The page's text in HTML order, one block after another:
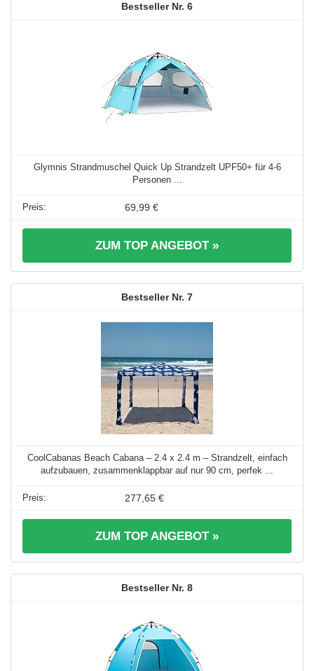
6
Glymnis Strandmuschel Quick Up Strandzelt UPF50+ für 4-6
Personen ...
69,99 €
ZUM TOP ANGEBOT »
7
CoolCabanas Beach Cabana – 2.4 x 2.4 m – Strandzelt, einfach
aufzubauen, zusammenklappbar auf nur 90 cm, perfek ...
277,65 €
ZUM TOP ANGEBOT »
8